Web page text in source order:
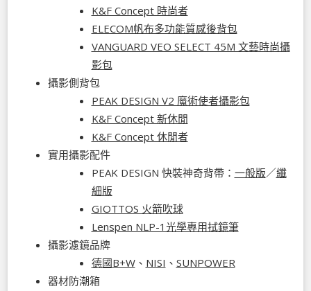
K&F Concept 時尚者
ELECOM帆布多功能質感後背包
VANGUARD VEO SELECT 45M 文藝時尚攝
影包
攝影側背包
PEAK DESIGN V2 魔術使者攝影包
K&F Concept 新休閒
K&F Concept 休閒者
實用攝影配件
PEAK DESIGN 快裝神奇背帶： 一般版／纖
細版
GIOTTOS 火箭吹球
Lenspen NLP-1光學專用拭鏡筆
攝影濾鏡品牌
德國B+W、 NISI 、 SUNPOWER
器材防潮箱